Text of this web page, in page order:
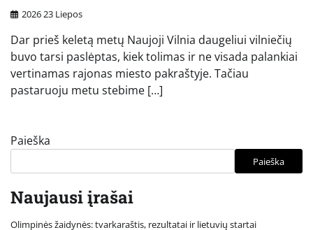
2026 23 Liepos
Dar prieš keletą metų Naujoji Vilnia daugeliui vilniečių
buvo tarsi paslėptas, kiek tolimas ir ne visada palankiai
vertinamas rajonas miesto pakraštyje. Tačiau
pastaruoju metu stebime […]
Paieška
Paieška
Naujausi įrašai
Olimpinės žaidynės: tvarkaraštis, rezultatai ir lietuvių startai